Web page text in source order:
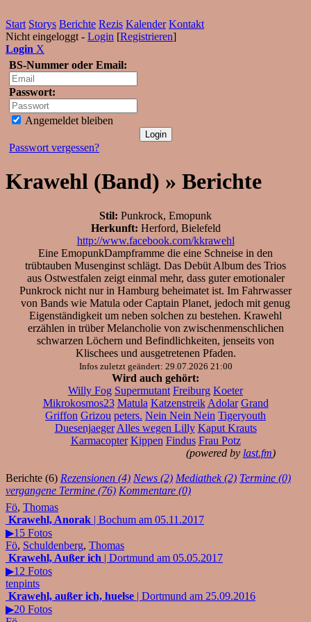
Start Storys Berichte Rezis Kalender Kontakt
Nicht eingeloggt - Login [Registrieren]
Login X
BS-Nummer oder Email:
Passwort:
Angemeldet bleiben
Passwort vergessen?
Krawehl (Band) » Berichte
Stil: Punkrock, Emopunk
Herkunft: Herford, Bielefeld
http://www.facebook.com/kkrawehl
Eine EmopunkDampframme die eine Schneise in den
trübtauben Musenginst schlägt. Das Debüt Album des Trios
aus Ostwestfalen zeigt einmal mehr, dass guter emotionaler
Punkrock nicht nur in Hamburg beheimatet ist. Im Fahrwasser
von Bands wie Matula oder Captain Planet, jedoch mit genug
Eigenständigkeit um neben solchen zu bestehen. Krawehl
erzählen in trüber Melancholie von zwischenmenschlichen
schwarzen Löchern und Befindlichkeiten, jenseits von
Klischees und ausgetretenen Pfaden.
Infos zuletzt geändert: 29.07.2026 21:00
Wird auch gehört:
Willy Fog Supermutant Freiburg Koeter
Mikrokosmos23 Matula Katzenstreik Adolar Grand
Griffon Grizou peters. Nein Nein Nein Tigeryouth
Duesenjaeger Alles wegen Lilly Kaput Krauts
Karmacopter Kippen Findus Frau Potz
(powered by last.fm)
Berichte (6) Rezensionen (4) News (2) Mediathek (2) Termine (0)
vergangene Termine (76) Kommentare (0)
Fö, Thomas
Krawehl, Anorak | Bochum am 05.11.2017
▶15 Fotos
Fö, Schuldenberg, Thomas
Krawehl, Außer ich | Dortmund am 05.05.2017
▶12 Fotos
tenpints
Krawehl, außer ich, huelse | Dortmund am 25.09.2016
▶20 Fotos